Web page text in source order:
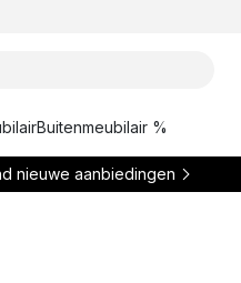
Buitenmeubilair %
nieuwe aanbiedingen